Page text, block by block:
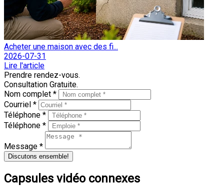
Acheter une maison avec des fi...
2026-07-31
Lire l'article
Prendre rendez-vous.
Consultation Gratuite.
Nom complet *
Courriel *
Téléphone *
Téléphone *
Message *
Discutons ensemble!
Capsules vidéo connexes